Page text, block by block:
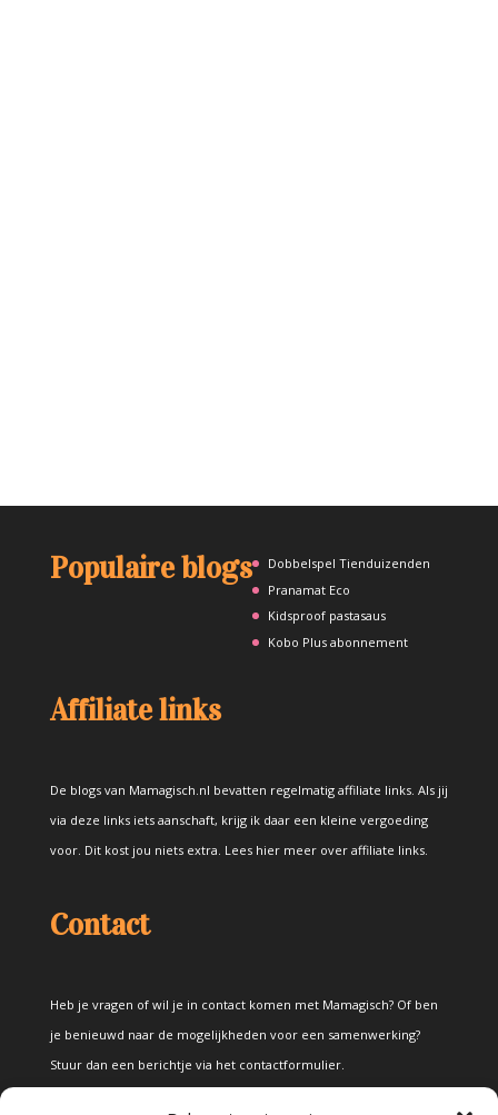
Populaire blogs
Dobbelspel Tienduizenden
Pranamat Eco
Kidsproof pastasaus
Kobo Plus abonnement
Affiliate links
De blogs van Mamagisch.nl bevatten regelmatig affiliate links. Als jij
via deze links iets aanschaft, krijg ik daar een kleine vergoeding
voor. Dit kost jou niets extra. Lees hier meer over affiliate links.
Contact
Heb je vragen of wil je in contact komen met Mamagisch? Of ben
je benieuwd naar de mogelijkheden voor een samenwerking?
Stuur dan een berichtje via het contactformulier.